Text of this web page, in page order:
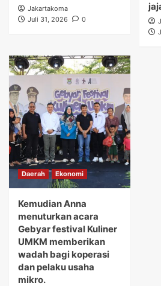
Jakartakoma
Juli 31, 2026
0
Daerah Ekonomi
Kemudian Anna
menuturkan acara
Gebyar festival Kuliner
UMKM memberikan
wadah bagi koperasi
dan pelaku usaha
mikro.